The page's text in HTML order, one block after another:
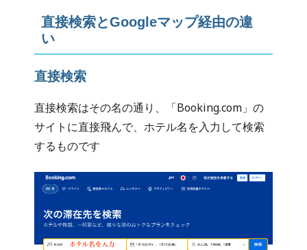
直接検索とGoogleマップ経由の違
い
直接検索
直接検索はその名の通り、「Booking.com」の
サイトに直接飛んで、ホテル名を入力して検索
するものです